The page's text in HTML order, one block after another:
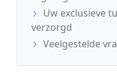
Uw exclusieve
verzorgd
Veelgestelde